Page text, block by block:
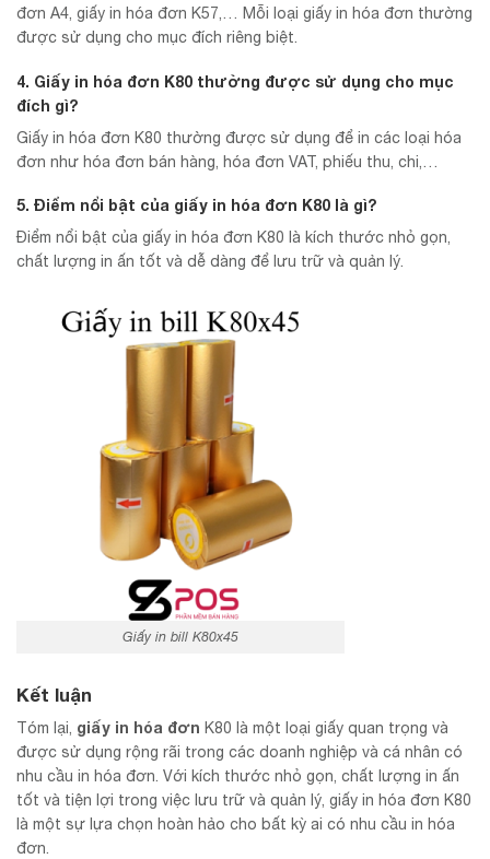
đơn A4, giấy in hóa đơn K57,… Mỗi loại giấy in hóa đơn thường
được sử dụng cho mục đích riêng biệt.
4. Giấy in hóa đơn K80 thường được sử dụng cho mục
đích gì?
Giấy in hóa đơn K80 thường được sử dụng để in các loại hóa
đơn như hóa đơn bán hàng, hóa đơn VAT, phiếu thu, chi,…
5. Điểm nổi bật của giấy in hóa đơn K80 là gì?
Điểm nổi bật của giấy in hóa đơn K80 là kích thước nhỏ gọn,
chất lượng in ấn tốt và dễ dàng để lưu trữ và quản lý.
Giấy in bill K80x45
Kết luận
Tóm lại, giấy in hóa đơn K80 là một loại giấy quan trọng và
được sử dụng rộng rãi trong các doanh nghiệp và cá nhân có
nhu cầu in hóa đơn. Với kích thước nhỏ gọn, chất lượng in ấn
tốt và tiện lợi trong việc lưu trữ và quản lý, giấy in hóa đơn K80
là một sự lựa chọn hoàn hảo cho bất kỳ ai có nhu cầu in hóa
đơn.